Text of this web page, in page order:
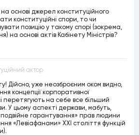
основі джерел конституційного
конституційні спори, то чи
позицію у такому спорі (зокрема,
на основі актів Кабінету Міністрів?
актор
Дійсно, уже неозброєним оком видно,
концепції корпоративної
перетягують на себе все більший
У цьому аспекті держави, мабуть,
гарантування» прав людини
«Левіафанами» ХХІ століття функцій